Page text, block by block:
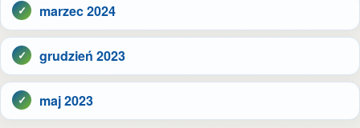
marzec 2024
grudzień 2023
maj 2023